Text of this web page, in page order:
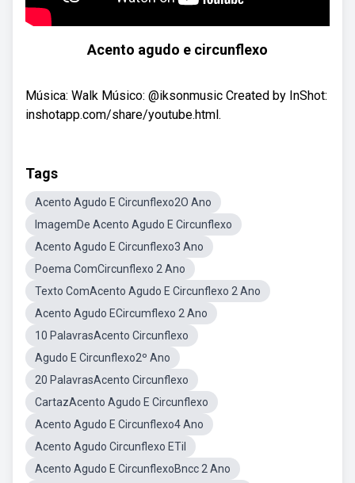
Acento agudo e circunflexo
Música: Walk Músico: @iksonmusic Created by InShot:
inshotapp.com/share/youtube.html.
Tags
Acento Agudo E Circunflexo2O Ano
ImagemDe Acento Agudo E Circunflexo
Acento Agudo E Circunflexo3 Ano
Poema ComCircunflexo 2 Ano
Texto ComAcento Agudo E Circunflexo 2 Ano
Acento Agudo ECircumflexo 2 Ano
10 PalavrasAcento Circunflexo
Agudo E Circunflexo2º Ano
20 PalavrasAcento Circunflexo
CartazAcento Agudo E Circunflexo
Acento Agudo E Circunflexo4 Ano
Acento Agudo Circunflexo ETil
Acento Agudo E CircunflexoBncc 2 Ano